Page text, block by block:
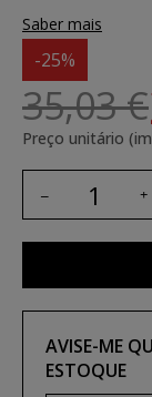
Saber mais
-25%
35,03 €
Preço unitário
AVISE-ME
ESTOQUE